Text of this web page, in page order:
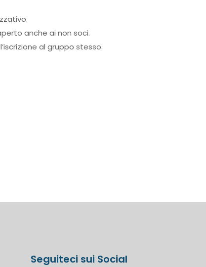
anche ai non soci.
al gruppo stesso.
Seguiteci sui Social